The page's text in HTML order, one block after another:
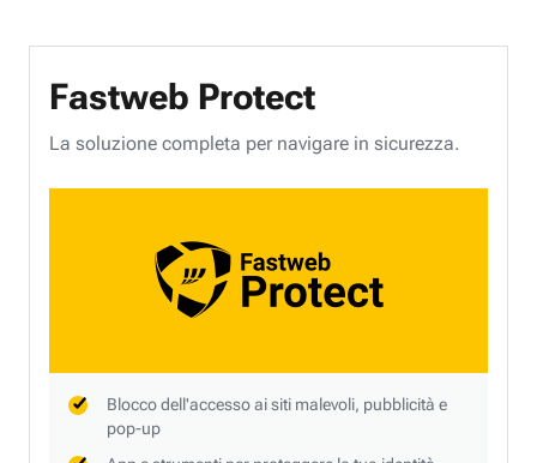
Fastweb Protect
La soluzione completa per navigare in sicurezza.
Blocco dell'accesso ai siti malevoli, pubblicità e
pop-up